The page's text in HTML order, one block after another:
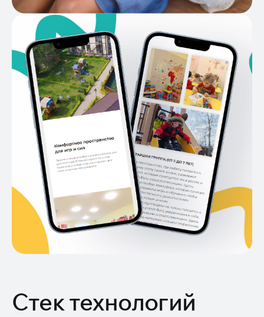
Стек технологий